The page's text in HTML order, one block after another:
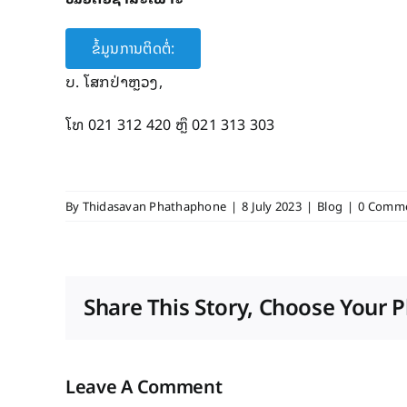
ຂໍ້ມູນການຕິດຕໍ່:
ບ. ​ໂສກ​ປ່າ​ຫຼວງ,
ໂທ 021 312 420 ຫຼຶ 021 313 303
ByThidasavan Phathaphone | 8 July 2023 | Blog | 0
Share This Story, Choose Your
Leave A Comment